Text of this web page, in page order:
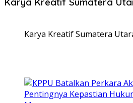
Karya Kreatif Sumatera